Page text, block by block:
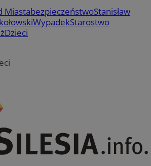
MiastabezpieczeństwoStanisław
WypadekStarostwo
Dzieci